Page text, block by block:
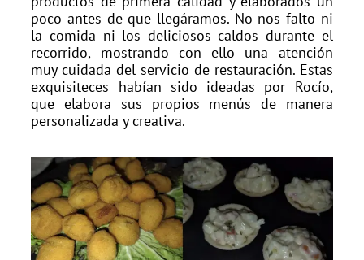
poco antes de que llegáramos. No nos falto ni
la comida ni los deliciosos caldos durante el
recorrido, mostrando con ello una atención
muy cuidada del servicio de restauración. Estas
exquisiteces habían sido ideadas por Rocío,
que elabora sus propios menús de manera
personalizada y creativa.